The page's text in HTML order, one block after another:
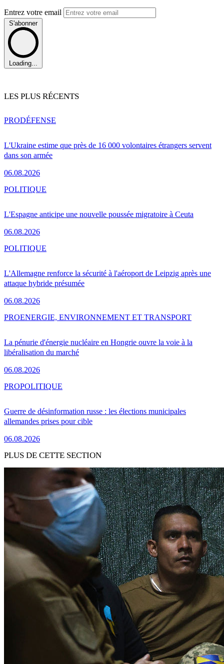
Entrez votre email
S'abonner
Loading...
LES PLUS RÉCENTS
L'Ukraine estime que près de 16 000 volontaires étrangers servent
dans son armée
06.08.2026
PRODÉFENSE
L'Espagne anticipe une nouvelle poussée migratoire à Ceuta
06.08.2026
POLITIQUE
L'Allemagne renforce la sécurité à l'aéroport de Leipzig après une
attaque hybride présumée
06.08.2026
POLITIQUE
La pénurie d'énergie nucléaire en Hongrie ouvre la voie à la
libéralisation du marché
06.08.2026
PROENERGIE, ENVIRONNEMENT ET TRANSPORT
Guerre de désinformation russe : les élections municipales
allemandes prises pour cible
06.08.2026
PROPOLITIQUE
PLUS DE CETTE SECTION